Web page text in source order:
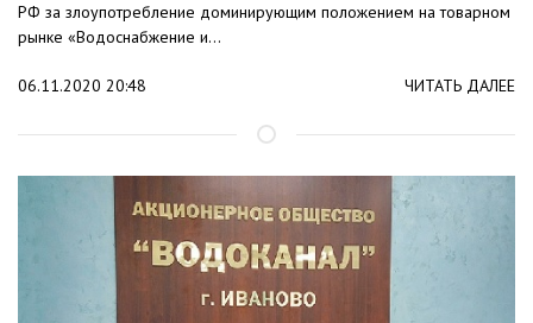
РФ за злоупотребление доминирующим положением на товарном
рынке «Водоснабжение и...
06.11.2020 20:48 ЧИТАТЬ ДАЛЕЕ